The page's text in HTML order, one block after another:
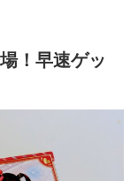
！早速ゲッ